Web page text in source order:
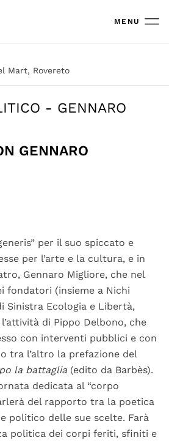
MENU
Mart, Rovereto
- GENNARO
GENNARO
per il suo spiccato e
per l’arte e la cultura, e in
Gennaro Migliore, che nel
fondatori (insieme a Nichi
Sinistra Ecologia e Libertà,
di Pippo Delbono, che
con interventi pubblici e con
tra l’altro la prefazione del
la battaglia (edito da Barbès).
dedicata al “corpo
del rapporto tra la poetica
politico delle sue scelte. Farà
politica dei corpi feriti, sfiniti e